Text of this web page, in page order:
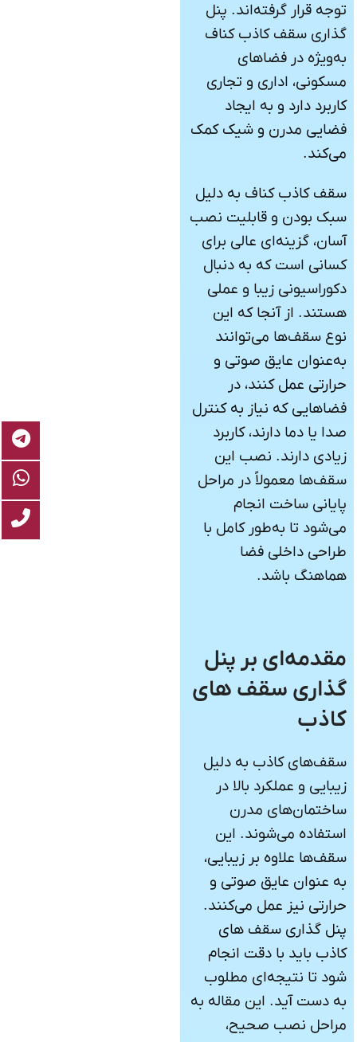
توجه قرار گرفته‌اند. پنل
گذاری سقف کاذب کناف
به‌ویژه در فضاهای
مسکونی، اداری و تجاری
کاربرد دارد و به ایجاد
فضایی مدرن و شیک کمک
می‌کند.
سقف کاذب کناف به دلیل
سبک بودن و قابلیت نصب
آسان، گزینه‌ای عالی برای
کسانی است که به دنبال
دکوراسیونی زیبا و عملی
هستند. از آنجا که این
نوع سقف‌ها می‌توانند
به‌عنوان عایق صوتی و
حرارتی عمل کنند، در
فضاهایی که نیاز به کنترل
صدا یا دما دارند، کاربرد
زیادی دارند. نصب این
سقف‌ها معمولاً در مراحل
پایانی ساخت انجام
می‌شود تا به‌طور کامل با
طراحی داخلی فضا
هماهنگ باشد.
مقدمه‌ای بر پنل
گذاری سقف های
کاذب
سقف‌های کاذب به دلیل
زیبایی و عملکرد بالا در
ساختمان‌های مدرن
استفاده می‌شوند. این
سقف‌ها علاوه بر زیبایی،
به عنوان عایق صوتی و
حرارتی نیز عمل می‌کنند.
پنل گذاری سقف های
کاذب باید با دقت انجام
شود تا نتیجه‌ای مطلوب
به دست آید. این مقاله به
مراحل نصب صحیح،